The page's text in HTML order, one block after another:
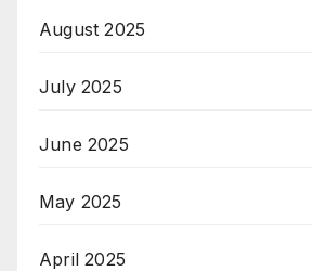
August 2025
July 2025
June 2025
May 2025
April 2025